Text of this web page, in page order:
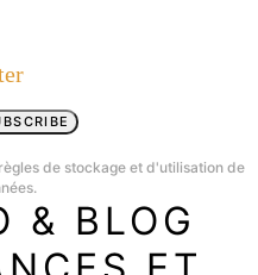
de stockage et d'utilisation de